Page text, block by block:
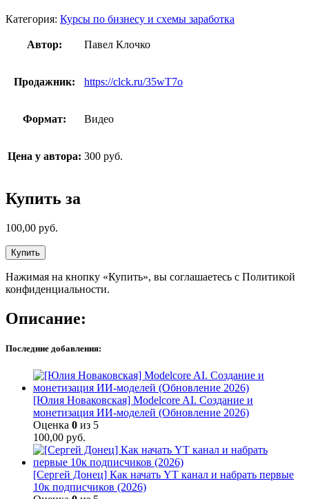
Категория: Курсы по бизнесу и схемы заработка
Автор: Павел Клочко
Продажник: https://clck.ru/35wT7o
Формат: Видео
Цена у автора: 300 руб.
Купить за
100,00 руб.
Купить
Нажимая на кнопку «Купить», вы соглашаетесь с Политикой
конфиденциальности.
Описание:
Последние добавления:
[Юлия Новаковская] Modelcore AI. Создание и
монетизация ИИ-моделей (Обновление 2026)
Оценка 0 из 5
100,00 руб.
[Сергей Донец] Как начать YT канал и набрать первые
10к подписчиков (2026)